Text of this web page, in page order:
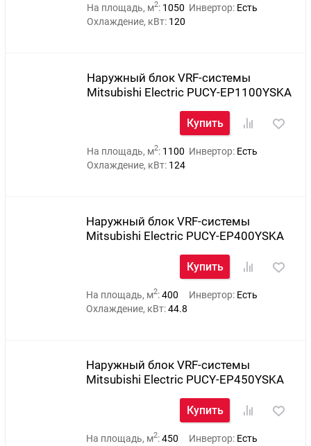
На площадь, м2: 1050 Инвертор: Есть
Охлаждение, кВт: 120
Наружный блок VRF-системы
Mitsubishi Electric PUCY-EP1100YSKA
Купить
На площадь, м2: 1100 Инвертор: Есть
Охлаждение, кВт: 124
Наружный блок VRF-системы
Mitsubishi Electric PUCY-EP400YSKA
Купить
На площадь, м2:400 Инвертор: Есть
Охлаждение, кВт:44.8
Наружный блок VRF-системы
Mitsubishi Electric PUCY-EP450YSKA
Купить
На площадь, м2:450 Инвертор: Есть